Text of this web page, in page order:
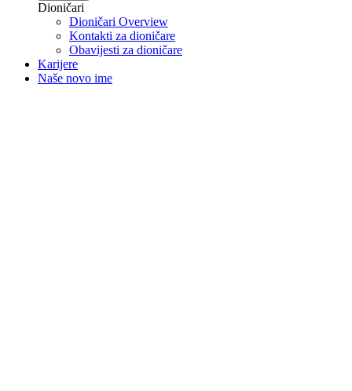
Dioničari
Dioničari Overview
Kontakti za dioničare
Obavijesti za dioničare
Karijere
Naše novo ime